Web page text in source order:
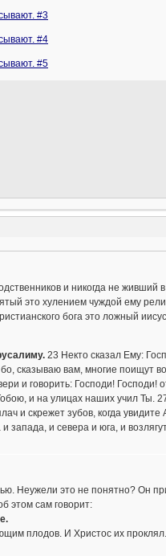
#3
#4
#5
и никогда не живший
это хулением чуждой ему
бога это ложный
23 Некто сказал Ему:
сказываю вам, многие поищут
и говорить: Господи!
и на улицах наших учил Ты.
и скрежет зубов, когда
запада, и севера и юга, и
Неужели это не понятно? Он
этом сам говорит:
плодов. И Христос их